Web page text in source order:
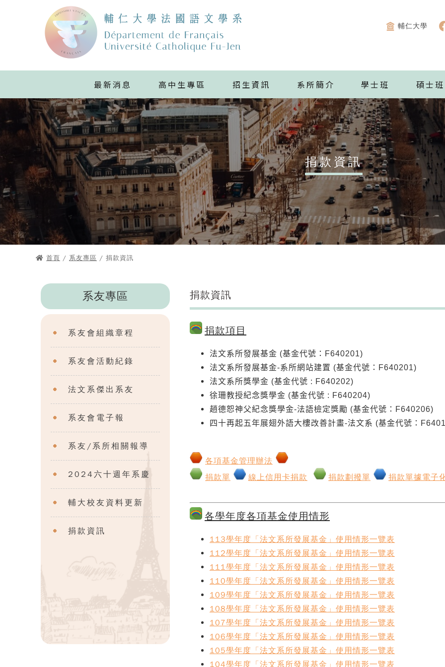
輔仁大學
最新消息 高中生專區 招生資訊 系所簡介 學士班 碩士班
捐款資訊
首頁 / 系友專區 / 捐款資訊
系友專區
系友會組織章程
系友會活動紀錄
法文系傑出系友
系友會電子報
系友/系所相關報導
2024六十週年系慶
輔大校友資料更新
捐款資訊
捐款資訊
捐款項目
法文系所發展基金 (基金代號：F640201)
法文系所發展基金-系所網站建置 (基金代號：F640201)
法文系所獎學金 (基金代號 : F640202)
徐珊教授紀念獎學金 (基金代號 : F640204)
趙德恕神父紀念獎學金-法語檢定獎勵 (基金代號：F640206)
四十再起五年展翅外語大樓改善計畫-法文系 (基金代號：
各項基金管理辦法
捐款單
線上信用卡捐款 捐款劃撥單 捐款單據電子
各學年度各項基金使用情形
113學年度「法文系所發展基金」使用情形一覽表
112學年度「法文系所發展基金」使用情形一覽表
111學年度「法文系所發展基金」使用情形一覽表
110學年度「法文系所發展基金」使用情形一覽表
109學年度「法文系所發展基金」使用情形一覽表
108學年度「法文系所發展基金」使用情形一覽表
107學年度「法文系所發展基金」使用情形一覽表
106學年度「法文系所發展基金」使用情形一覽表
105學年度「法文系所發展基金」使用情形一覽表
104學年度「法文系所發展基金」使用情形一覽表